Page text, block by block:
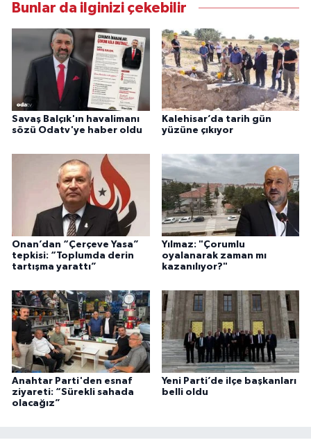
Bunlar da ilginizi çekebilir
Savaş Balçık'ın havalimanı
sözü Odatv'ye haber oldu
Kalehisar’da tarih gün
yüzüne çıkıyor
Onan’dan “Çerçeve Yasa”
tepkisi: “Toplumda derin
tartışma yarattı”
Yılmaz: "Çorumlu
oyalanarak zaman mı
kazanılıyor?"
Anahtar Parti'den esnaf
ziyareti: “Sürekli sahada
olacağız”
Yeni Parti’de ilçe başkanları
belli oldu